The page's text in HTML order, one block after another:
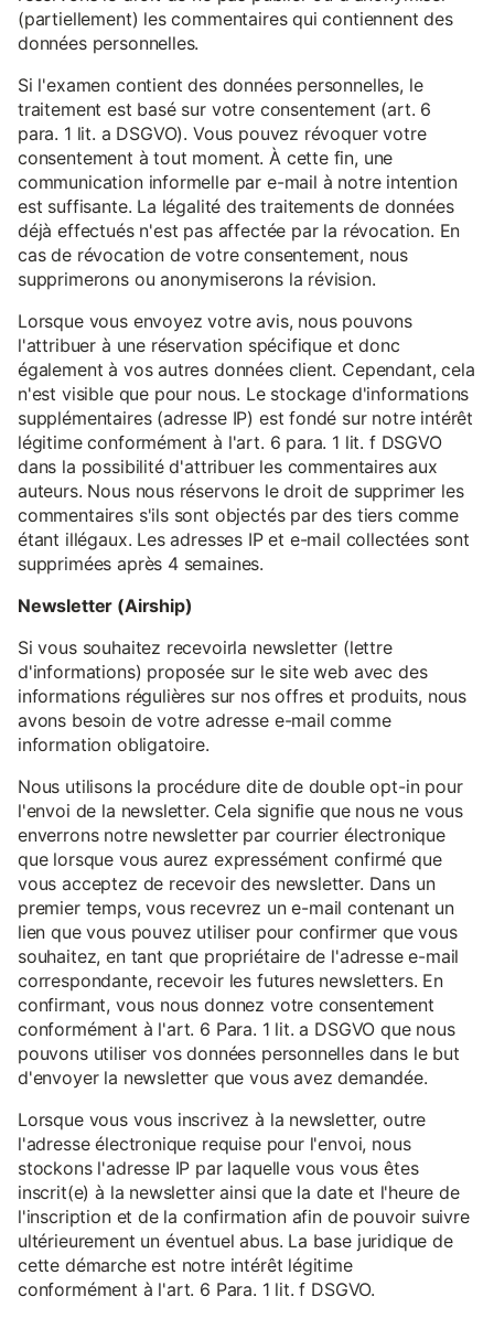
(partiellement) les commentaires qui contiennent des
données personnelles.
Si l'examen contient des données personnelles, le
traitement est basé sur votre consentement (art. 6
para. 1 lit. a DSGVO). Vous pouvez révoquer votre
consentement à tout moment. À cette fin, une
communication informelle par e-mail à notre intention
est suffisante. La légalité des traitements de données
déjà effectués n'est pas affectée par la révocation. En
cas de révocation de votre consentement, nous
supprimerons ou anonymiserons la révision.
Lorsque vous envoyez votre avis, nous pouvons
l'attribuer à une réservation spécifique et donc
également à vos autres données client. Cependant, cela
n'est visible que pour nous. Le stockage d'informations
supplémentaires (adresse IP) est fondé sur notre intérêt
légitime conformément à l'art. 6 para. 1 lit. f DSGVO
dans la possibilité d'attribuer les commentaires aux
auteurs. Nous nous réservons le droit de supprimer les
commentaires s'ils sont objectés par des tiers comme
étant illégaux. Les adresses IP et e-mail collectées sont
supprimées après 4 semaines.
Newsletter (Airship)
Si vous souhaitez recevoirla newsletter (lettre
d'informations) proposée sur le site web avec des
informations régulières sur nos offres et produits, nous
avons besoin de votre adresse e-mail comme
information obligatoire.
Nous utilisons la procédure dite de double opt-in pour
l'envoi de la newsletter. Cela signifie que nous ne vous
enverrons notre newsletter par courrier électronique
que lorsque vous aurez expressément confirmé que
vous acceptez de recevoir des newsletter. Dans un
premier temps, vous recevrez un e-mail contenant un
lien que vous pouvez utiliser pour confirmer que vous
souhaitez, en tant que propriétaire de l'adresse e-mail
correspondante, recevoir les futures newsletters. En
confirmant, vous nous donnez votre consentement
conformément à l'art. 6 Para. 1 lit. a DSGVO que nous
pouvons utiliser vos données personnelles dans le but
d'envoyer la newsletter que vous avez demandée.
Lorsque vous vous inscrivez à la newsletter, outre
l'adresse électronique requise pour l'envoi, nous
stockons l'adresse IP par laquelle vous vous êtes
inscrit(e) à la newsletter ainsi que la date et l'heure de
l'inscription et de la confirmation afin de pouvoir suivre
ultérieurement un éventuel abus. La base juridique de
cette démarche est notre intérêt légitime
conformément à l'art. 6 Para. 1 lit. f DSGVO.